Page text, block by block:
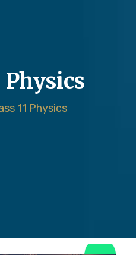
Physics
11 Physics